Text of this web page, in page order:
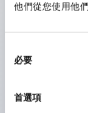
他們從您使用他
必要
首選項
能（
（IEC60947-
指示燈採用大
性。
線引起的反光。